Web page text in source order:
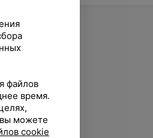
файлов
время.
вы можете
cookie